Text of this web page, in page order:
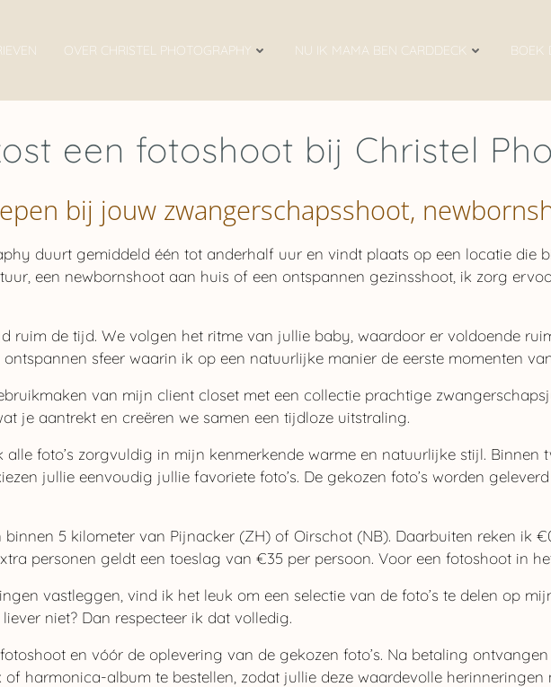
OVER CHRISTEL PHOTOGRAPHY NU IK MAMA BEN CARDDECK BOEK
een fotoshoot bij Christel
bij jouw zwangerschapsshoot,
duurt gemiddeld één tot anderhalf uur en vindt plaats op een locatie die
een newbornshoot aan huis of een ontspannen gezinsshoot, ik zorg
ruim de tijd. We volgen het ritme van jullie baby, waardoor er voldoende
sfeer waarin ik op een natuurlijke manier de eerste momenten
van mijn client closet met een collectie prachtige
je aantrekt en creëren we samen een tijdloze uitstraling.
alle foto’s zorgvuldig in mijn kenmerkende warme en natuurlijke stijl.
jullie eenvoudig jullie favoriete foto’s. De gekozen foto’s worden
5 kilometer van Pijnacker (ZH) of Oirschot (NB). Daarbuiten reken ik
personen geldt een toeslag van €35 per persoon. Voor een fotoshoot in
vastleggen, vind ik het leuk om een selectie van de foto’s te delen op
niet? Dan respecteer ik dat volledig.
en vóór de oplevering van de gekozen foto’s. Na betaling
harmonica-album te bestellen, zodat jullie deze waardevolle